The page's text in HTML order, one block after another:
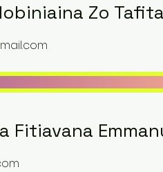
Zo
Fitiavana